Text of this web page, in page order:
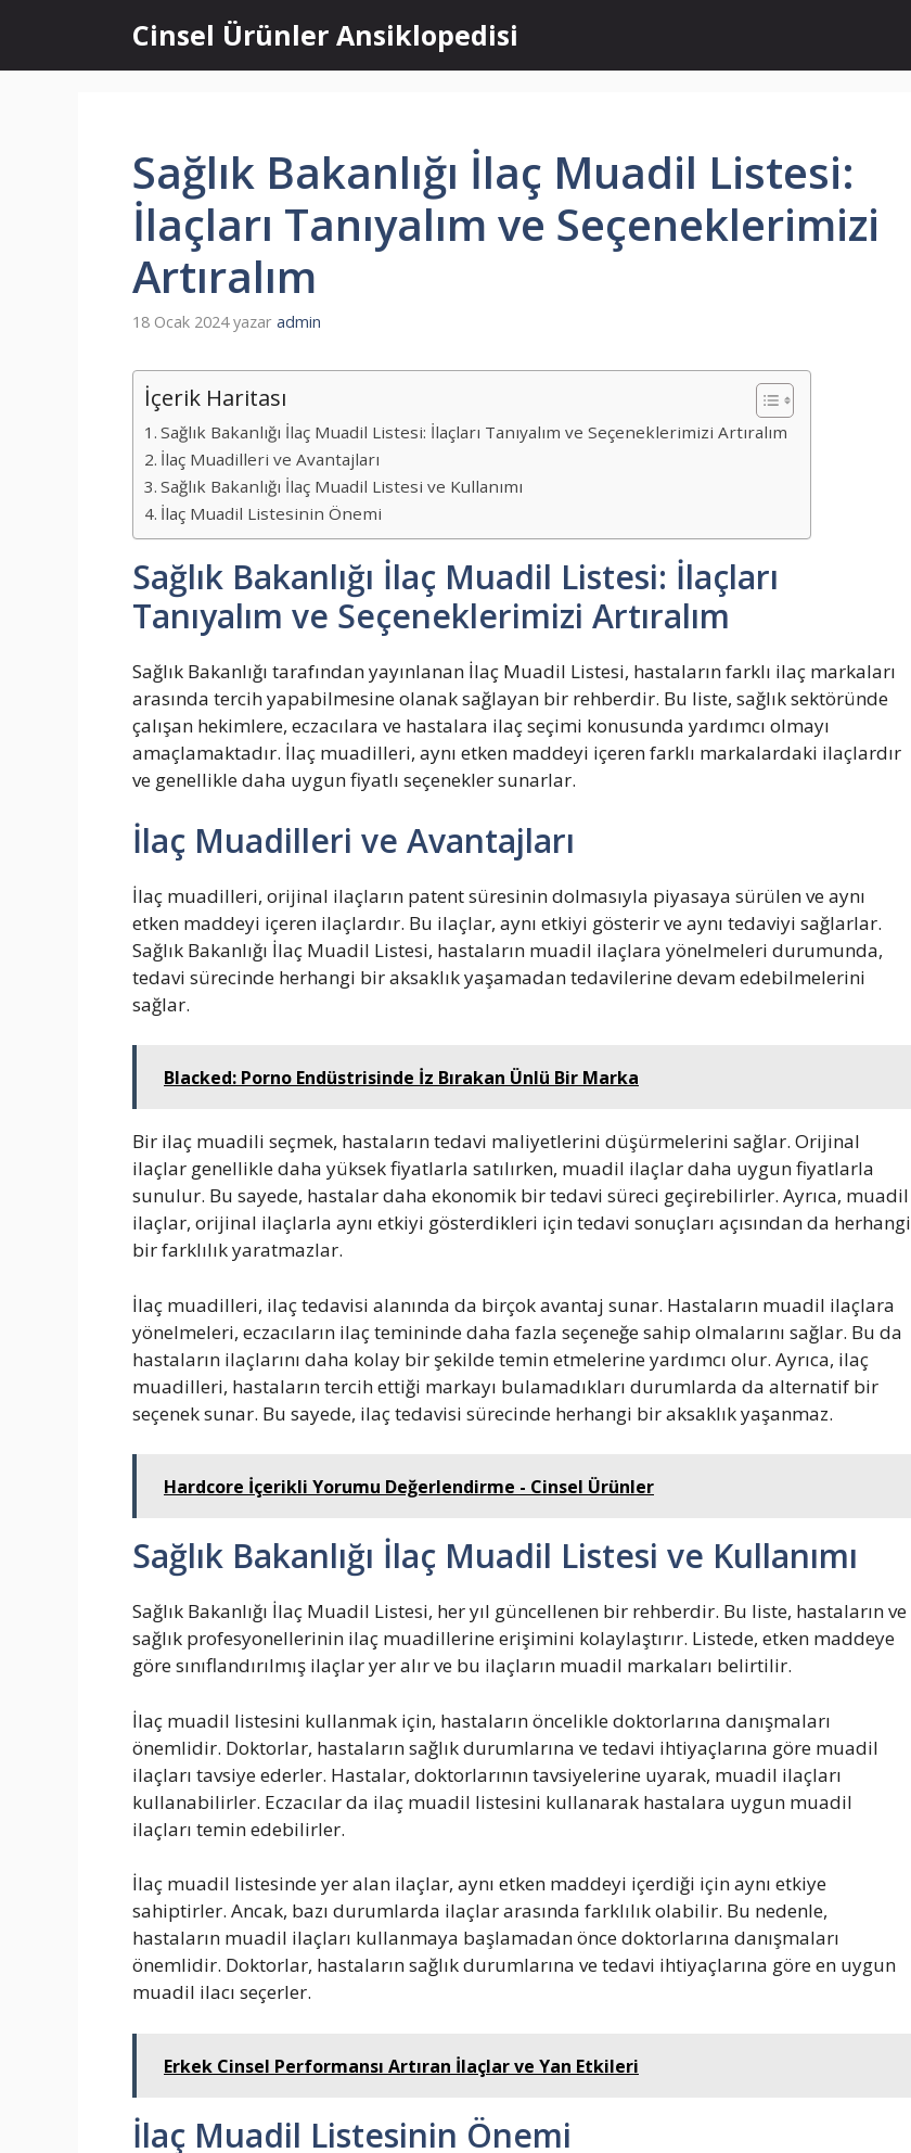
Cinsel Ürünler Ansiklopedisi
Sağlık Bakanlığı İlaç Muadil Listesi:
İlaçları Tanıyalım ve Seçeneklerimizi
Artıralım
18 Ocak 2024 yazar admin
İçerik Haritası
Sağlık Bakanlığı İlaç Muadil Listesi: İlaçları Tanıyalım ve Seçeneklerimizi Artıralım
İlaç Muadilleri ve Avantajları
Sağlık Bakanlığı İlaç Muadil Listesi ve Kullanımı
İlaç Muadil Listesinin Önemi
Sağlık Bakanlığı İlaç Muadil Listesi: İlaçları
Tanıyalım ve Seçeneklerimizi Artıralım
Sağlık Bakanlığı tarafından yayınlanan İlaç Muadil Listesi, hastaların farklı ilaç markaları
arasında tercih yapabilmesine olanak sağlayan bir rehberdir. Bu liste, sağlık sektöründe
çalışan hekimlere, eczacılara ve hastalara ilaç seçimi konusunda yardımcı olmayı
amaçlamaktadır. İlaç muadilleri, aynı etken maddeyi içeren farklı markalardaki ilaçlardır
ve genellikle daha uygun fiyatlı seçenekler sunarlar.
İlaç Muadilleri ve Avantajları
İlaç muadilleri, orijinal ilaçların patent süresinin dolmasıyla piyasaya sürülen ve aynı
etken maddeyi içeren ilaçlardır. Bu ilaçlar, aynı etkiyi gösterir ve aynı tedaviyi sağlarlar.
Sağlık Bakanlığı İlaç Muadil Listesi, hastaların muadil ilaçlara yönelmeleri durumunda,
tedavi sürecinde herhangi bir aksaklık yaşamadan tedavilerine devam edebilmelerini
sağlar.
Blacked: Porno Endüstrisinde İz Bırakan Ünlü Bir Marka
Bir ilaç muadili seçmek, hastaların tedavi maliyetlerini düşürmelerini sağlar. Orijinal
ilaçlar genellikle daha yüksek fiyatlarla satılırken, muadil ilaçlar daha uygun fiyatlarla
sunulur. Bu sayede, hastalar daha ekonomik bir tedavi süreci geçirebilirler. Ayrıca, muadil
ilaçlar, orijinal ilaçlarla aynı etkiyi gösterdikleri için tedavi sonuçları açısından da herhangi
bir farklılık yaratmazlar.
İlaç muadilleri, ilaç tedavisi alanında da birçok avantaj sunar. Hastaların muadil ilaçlara
yönelmeleri, eczacıların ilaç temininde daha fazla seçeneğe sahip olmalarını sağlar. Bu da
hastaların ilaçlarını daha kolay bir şekilde temin etmelerine yardımcı olur. Ayrıca, ilaç
muadilleri, hastaların tercih ettiği markayı bulamadıkları durumlarda da alternatif bir
seçenek sunar. Bu sayede, ilaç tedavisi sürecinde herhangi bir aksaklık yaşanmaz.
Hardcore İçerikli Yorumu Değerlendirme - Cinsel Ürünler
Sağlık Bakanlığı İlaç Muadil Listesi ve Kullanımı
Sağlık Bakanlığı İlaç Muadil Listesi, her yıl güncellenen bir rehberdir. Bu liste, hastaların ve
sağlık profesyonellerinin ilaç muadillerine erişimini kolaylaştırır. Listede, etken maddeye
göre sınıflandırılmış ilaçlar yer alır ve bu ilaçların muadil markaları belirtilir.
İlaç muadil listesini kullanmak için, hastaların öncelikle doktorlarına danışmaları
önemlidir. Doktorlar, hastaların sağlık durumlarına ve tedavi ihtiyaçlarına göre muadil
ilaçları tavsiye ederler. Hastalar, doktorlarının tavsiyelerine uyarak, muadil ilaçları
kullanabilirler. Eczacılar da ilaç muadil listesini kullanarak hastalara uygun muadil
ilaçları temin edebilirler.
İlaç muadil listesinde yer alan ilaçlar, aynı etken maddeyi içerdiği için aynı etkiye
sahiptirler. Ancak, bazı durumlarda ilaçlar arasında farklılık olabilir. Bu nedenle,
hastaların muadil ilaçları kullanmaya başlamadan önce doktorlarına danışmaları
önemlidir. Doktorlar, hastaların sağlık durumlarına ve tedavi ihtiyaçlarına göre en uygun
muadil ilacı seçerler.
Erkek Cinsel Performansı Artıran İlaçlar ve Yan Etkileri
İlaç Muadil Listesinin Önemi